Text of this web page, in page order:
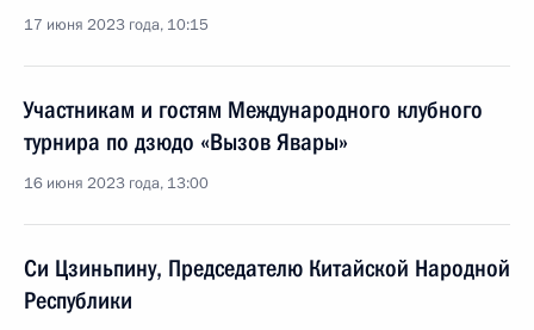
17 июня 2023 года, 10:15
Участникам и гостям Международного клубного
турнира по дзюдо «Вызов Явары»
16 июня 2023 года, 13:00
Си Цзиньпину, Председателю Китайской Народной
Республики